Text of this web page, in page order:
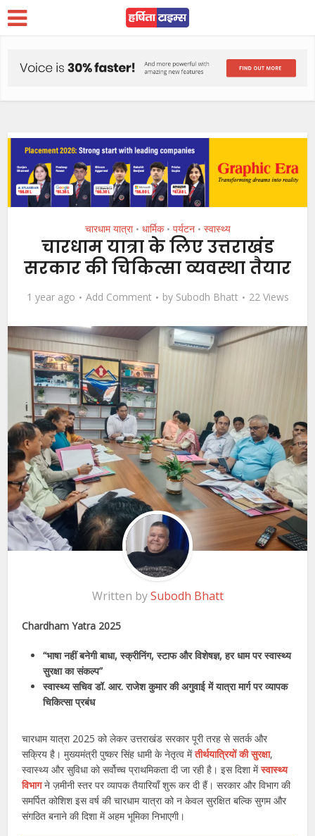
चारधाम यात्रा • धार्मिक • पर्यटन • स्वास्थ्य
चारधाम यात्रा के लिए उत्तराखंड
सरकार की चिकित्सा व्यवस्था तैयार
1 year ago Add Comment by Subodh Bhatt 22 Views
Written bySubodh Bhatt
Chardham Yatra 2025
“भाषा नहीं बनेगी बाधा, स्क्रीनिंग, स्टाफ और विशेषज्ञ, हर धाम पर स्वास्थ्य
सुरक्षा का संकल्प”
स्वास्थ्य सचिव डॉ. आर. राजेश कुमार की अगुवाई में यात्रा मार्ग पर व्यापक
चिकित्सा प्रबंध
चारधाम यात्रा 2025 को लेकर उत्तराखंड सरकार पूरी तरह से सतर्क और
सक्रिय है। मुख्यमंत्री पुष्कर सिंह धामी के नेतृत्व मेंतीर्थयात्रियों की सुरक्षा,
स्वास्थ्य और सुविधा को सर्वोच्च प्राथमिकता दी जा रही है। इस दिशा मेंस्वास्थ्य
विभागने ज़मीनी स्तर पर व्यापक तैयारियाँ शुरू कर दी हैं। सरकार और विभाग की
समर्पित कोशिश इस वर्ष की चारधाम यात्रा को न केवल सुरक्षित बल्कि सुगम और
संगठित बनाने की दिशा में अहम भूमिका निभाएगी।